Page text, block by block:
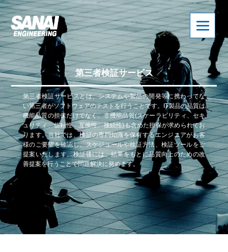
第三者検証サービス
第三者検証サービスとは、システムや製品の開発等に携わってな
い第三者がソフトウェアのテストを行うことです。IT製品の品質は
機能品質の担保だけでなく、非機能品質(スケーラビリティ、セキ
ュリティ、信頼性、互換性、接続性)も含めた担保が求められてお
ります。当社では、検証の専門知識を保有するエンジニアがお客
様のご要望を確認し、スケジュールや検証方法、検証ツールをご
提案いたします。検証後には、結果をもとに品質向上のための改
善提案を行うことで問題解決に努めます。